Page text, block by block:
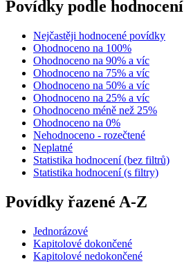
Povídky podle hodnocení
Nejčastěji hodnocené povídky
Ohodnoceno na 100%
Ohodnoceno na 90% a víc
Ohodnoceno na 75% a víc
Ohodnoceno na 50% a víc
Ohodnoceno na 25% a víc
Ohodnoceno méně než 25%
Ohodnoceno na 0%
Nehodnoceno - rozečtené
Neplatné
Statistika hodnocení (bez filtrů)
Statistika hodnocení (s filtry)
Povídky řazené A-Z
Jednorázové
Kapitolové dokončené
Kapitolové nedokončené